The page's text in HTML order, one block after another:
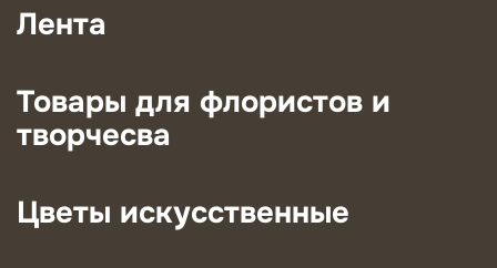
Лента
Товары для флористов и
творчесва
Цветы искусственные